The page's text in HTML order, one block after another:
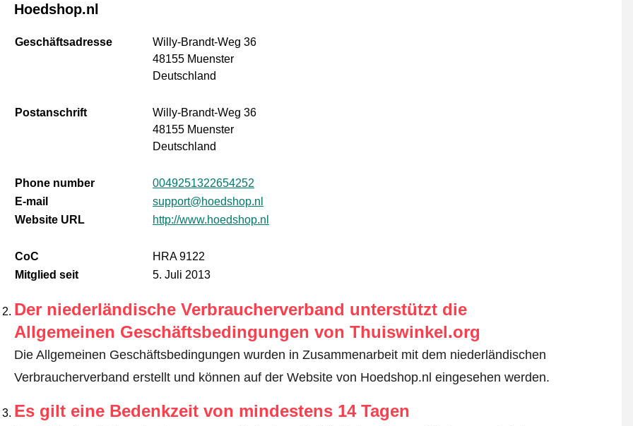
Hoedshop.nl
Geschäftsadresse
Willy-Brandt-Weg 36
48155 Muenster
Deutschland
Postanschrift
Willy-Brandt-Weg 36
48155 Muenster
Deutschland
Phone number
0049251322654252
E-mail
support@hoedshop.nl
Website URL
http://www.hoedshop.nl
CoC
HRA 9122
Mitglied seit
5. Juli 2013
Der niederländische Verbraucherverband unterstützt die
Allgemeinen Geschäftsbedingungen von Thuiswinkel.org
Die Allgemeinen Geschäftsbedingungen wurden in Zusammenarbeit mit dem niederländischen
Verbraucherverband erstellt und können auf der Website von Hoedshop.nl eingesehen werden.
Es gilt eine Bedenkzeit von mindestens 14 Tagen